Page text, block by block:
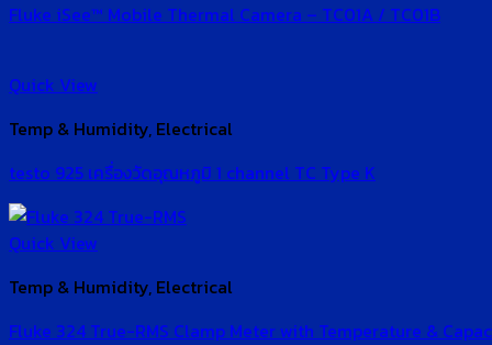
Fluke iSee™ Mobile Thermal Camera – TC01A / TC01B
Quick View
Temp & Humidity, Electrical
testo 925 เครื่องวัดอุณหภูมิ 1 channel TC Type K
Quick View
Temp & Humidity, Electrical
Fluke 324 True-RMS Clamp Meter with Temperature &